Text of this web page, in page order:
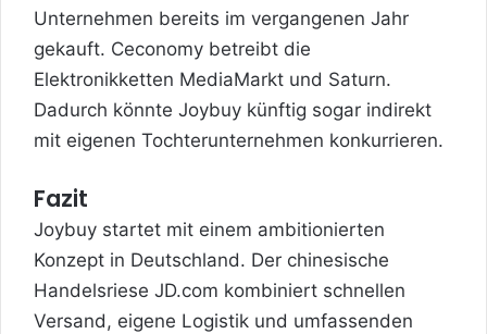
Unternehmen bereits im vergangenen Jahr
gekauft. Ceconomy betreibt die
Elektronikketten MediaMarkt und Saturn.
Dadurch könnte Joybuy künftig sogar indirekt
mit eigenen Tochterunternehmen konkurrieren.
Fazit
Joybuy startet mit einem ambitionierten
Konzept in Deutschland. Der chinesische
Handelsriese JD.com kombiniert schnellen
Versand, eigene Logistik und umfassenden